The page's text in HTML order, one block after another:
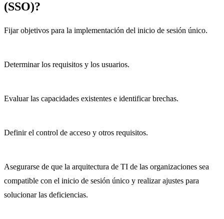
(SSO)?
Fijar objetivos para la implementación del inicio de sesión único.
Determinar los requisitos y los usuarios.
Evaluar las capacidades existentes e identificar brechas.
Definir el control de acceso y otros requisitos.
Asegurarse de que la arquitectura de TI de las organizaciones sea
compatible con el inicio de sesión único y realizar ajustes para
solucionar las deficiencias.